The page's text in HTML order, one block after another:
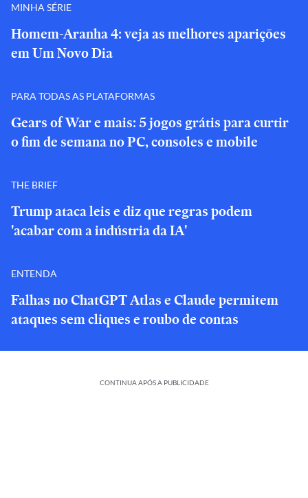
MINHA SÉRIE
Homem-Aranha 4: veja as melhores aparições
em Um Novo Dia
PARA TODAS AS PLATAFORMAS
Gears of War e mais: 5 jogos grátis para curtir
o fim de semana no PC, consoles e mobile
THE BRIEF
Trump ataca leis e diz que regras podem
'acabar com a indústria da IA'
ENTENDA
Falhas no ChatGPT Atlas e Claude permitem
ataques sem cliques e roubo de contas
CONTINUA APÓS A PUBLICIDADE